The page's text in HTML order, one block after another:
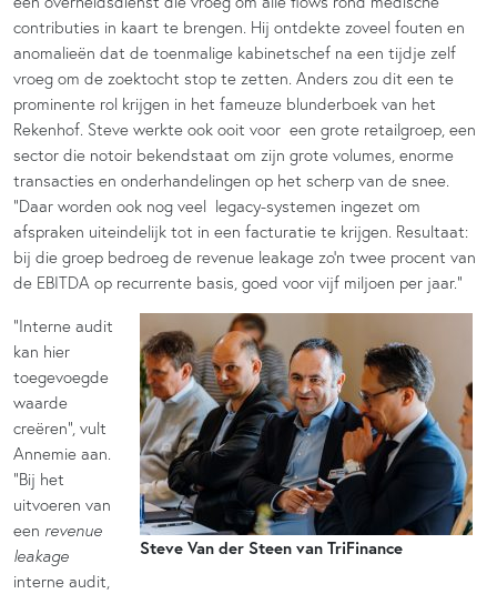
contributies in kaart te brengen. Hij ontdekte zoveel fouten en
anomalieën dat de toenmalige kabinetschef na een tijdje zelf
vroeg om de zoektocht stop te zetten. Anders zou dit een te
prominente rol krijgen in het fameuze blunderboek van het
Rekenhof. Steve werkte ook ooit voor een grote retailgroep, een
sector die notoir bekendstaat om zijn grote volumes, enorme
transacties en onderhandelingen op het scherp van de snee.
“Daar worden ook nog veel legacy-systemen ingezet om
afspraken uiteindelijk tot in een facturatie te krijgen. Resultaat:
bij die groep bedroeg de revenue leakage zo’n twee procent van
de EBITDA op recurrente basis, goed voor vijf miljoen per jaar.”
Steve Van der Steen van TriFinance
“Interne audit
kan hier
toegevoegde
waarde
creëren”, vult
Annemie aan.
“Bij het
uitvoeren van
een revenue
leakage
interne audit,